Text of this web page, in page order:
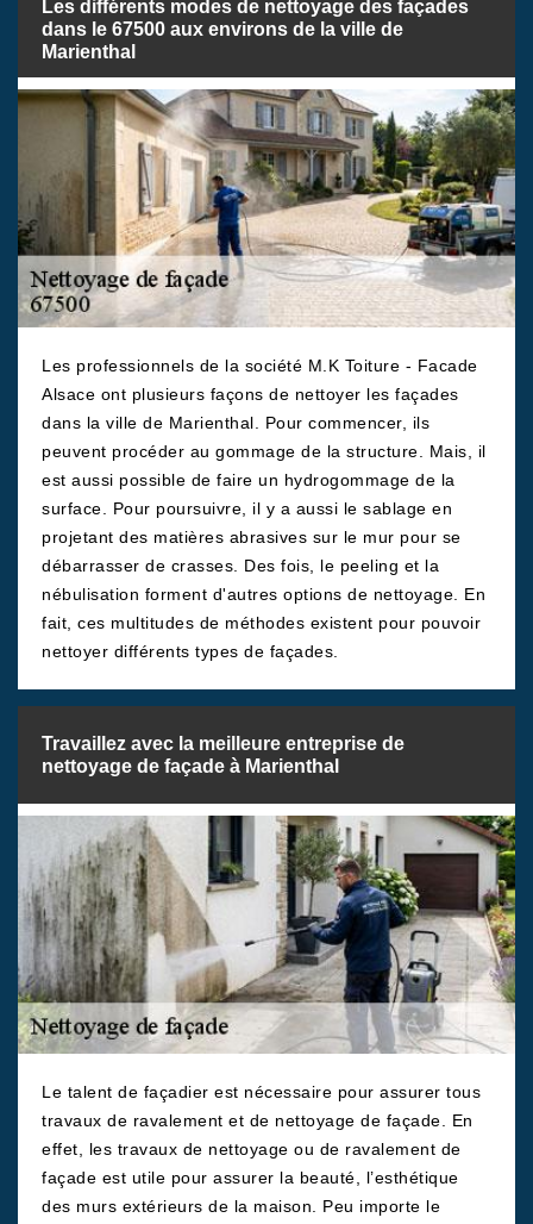
Les différents modes de nettoyage des façades
dans le 67500 aux environs de la ville de
Marienthal
Les professionnels de la société M.K Toiture - Facade
Alsace ont plusieurs façons de nettoyer les façades
dans la ville de Marienthal. Pour commencer, ils
peuvent procéder au gommage de la structure. Mais, il
est aussi possible de faire un hydrogommage de la
surface. Pour poursuivre, il y a aussi le sablage en
projetant des matières abrasives sur le mur pour se
débarrasser de crasses. Des fois, le peeling et la
nébulisation forment d'autres options de nettoyage. En
fait, ces multitudes de méthodes existent pour pouvoir
nettoyer différents types de façades.
Travaillez avec la meilleure entreprise de
nettoyage de façade à Marienthal
Le talent de façadier est nécessaire pour assurer tous
travaux de ravalement et de nettoyage de façade. En
effet, les travaux de nettoyage ou de ravalement de
façade est utile pour assurer la beauté, l’esthétique
des murs extérieurs de la maison. Peu importe le